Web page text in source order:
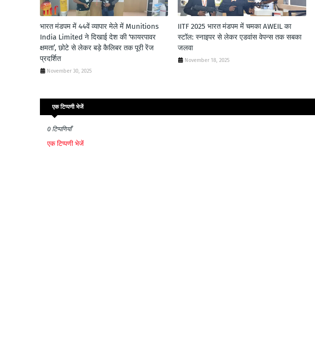
भारत मंडपम में 44वें व्यापार मेले में Munitions
India Limited ने दिखाई देश की ‘फायरपावर
क्षमता’, छोटे से लेकर बड़े कैलिबर तक पूरी रेंज
प्रदर्शित
November 30, 2025
IITF 2025 भारत मंडपम में चमका AWEIL का
स्टॉल: स्नाइपर से लेकर एडवांस वेपन्स तक सबका
जलवा
November 18, 2025
एक टिप्पणी भेजें
0 टिप्पणियाँ
एक टिप्पणी भेजें